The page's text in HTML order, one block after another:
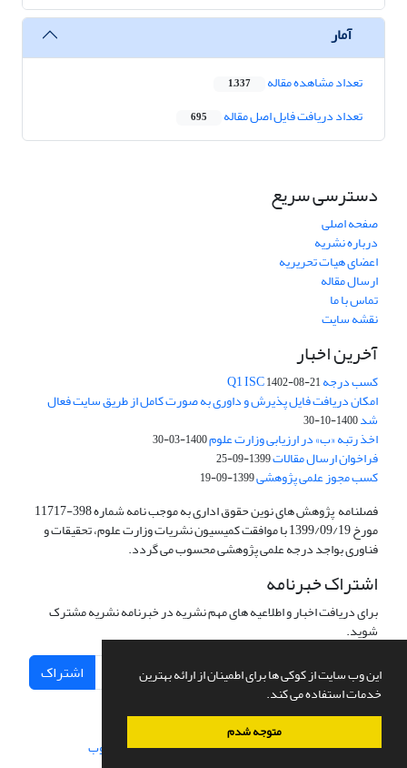
این وب سایت از کوکی ها برای اطمینان از ارائه بهترین
خدمات استفاده می کند.
متوجه شدم
آمار
تعداد مشاهده مقاله 1,337
تعداد دریافت فایل اصل مقاله 695
دسترسی سریع
صفحه اصلی
درباره نشریه
اعضای هیات تحریریه
ارسال مقاله
تماس با ما
نقشه سایت
آخرین اخبار
کسب درجه Q1 ISC1402-08-21
امکان دریافت فایل پذیرش و داوری به صورت کامل از طریق سایت فعال
شد1400-10-30
اخذ رتبه «ب» در ارزیابی وزارت علوم1400-03-30
فراخوان ارسال مقالات1399-09-25
کسب مجوز علمی پژوهشی1399-09-19
فصلنامه پژوهش های نوین حقوق اداری به موجب نامه شماره 398-11717
مورخ 1399/09/19 با موافقت کمیسیون نشریات وزارت علوم، تحقیقات و
فناوری بواجد درجه علمی پژوهشی محسوب می گردد.
اشتراک خبرنامه
برای دریافت اخبار و اطلاعیه های مهم نشریه در خبرنامه نشریه مشترک
شوید.
اشتراک
سامانه مدیریت نشریات علمی.طراحی و پیاده سازی از سیناوب